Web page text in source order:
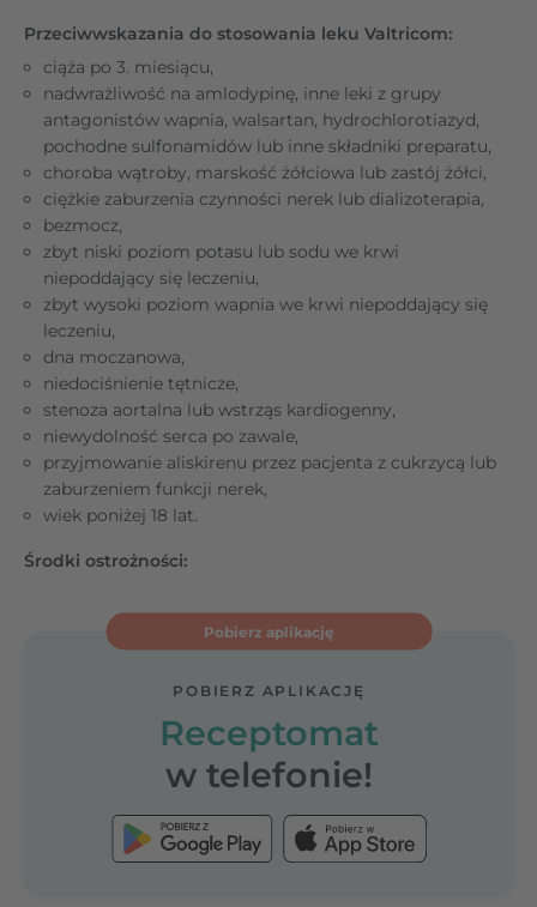
Przeciwwskazania do stosowania leku Valtricom:
ciąża po 3. miesiącu,
nadwrażliwość na amlodypinę, inne leki z grupy
antagonistów wapnia, walsartan, hydrochlorotiazyd,
pochodne sulfonamidów lub inne składniki preparatu,
choroba wątroby, marskość żółciowa lub zastój żółci,
ciężkie zaburzenia czynności nerek lub dializoterapia,
bezmocz,
zbyt niski poziom potasu lub sodu we krwi
niepoddający się leczeniu,
zbyt wysoki poziom wapnia we krwi niepoddający się
leczeniu,
dna moczanowa,
niedociśnienie tętnicze,
stenoza aortalna lub wstrząs kardiogenny,
niewydolność serca po zawale,
przyjmowanie aliskirenu przez pacjenta z cukrzycą lub
zaburzeniem funkcji nerek,
wiek poniżej 18 lat.
Środki ostrożności:
Pobierz aplikację
POBIERZ APLIKACJĘ
Receptomat
w telefonie!